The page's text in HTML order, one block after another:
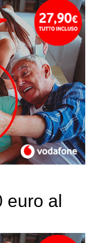
euro al